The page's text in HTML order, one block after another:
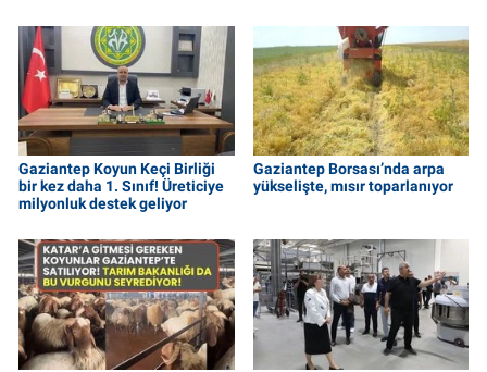
Gaziantep Koyun Keçi Birliği
bir kez daha 1. Sınıf! Üreticiye
milyonluk destek geliyor
Gaziantep Borsası’nda arpa
yükselişte, mısır toparlanıyor